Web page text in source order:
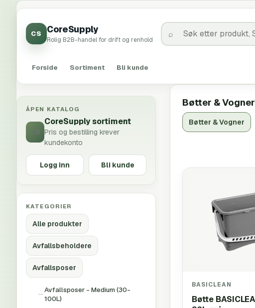
CS CoreSupply
Rolig B2B-handel for drift og renhold
Forside Sortiment Bli kunde
ÅPEN KATALOG
CoreSupply sortiment
Pris og bestilling krever
kundekonto
Logg inn Bli kunde
KATEGORIER
Alle produkter
Avfallsbeholdere
Avfallsposer
Avfallsposer - Medium (30-
100L)
Bøtter & Vogner
Bøtter & Vogner
BASICLEAN
Bøtte